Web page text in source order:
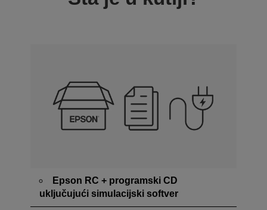
Epson RC + programski CD
uključujući simulacijski softver